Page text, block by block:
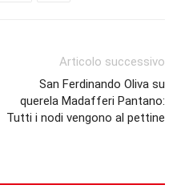
Articolo successivo
San Ferdinando Oliva su
querela Madafferi Pantano:
Tutti i nodi vengono al pettine